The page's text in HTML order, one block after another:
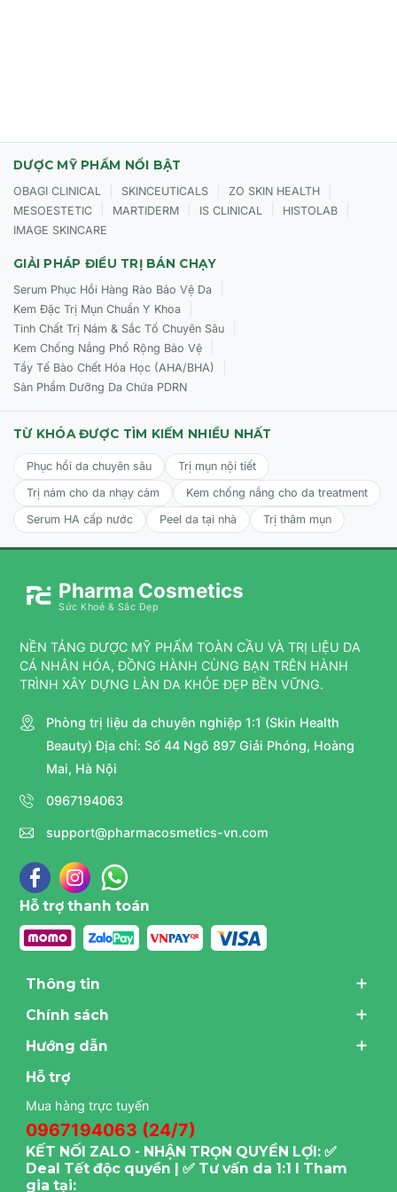
SESLASH Eyelash & Brow Enhancing Serum
Người có lông mi và lông mày yếu, thưa, dễ gãy rụng.
Người muốn mi và mày dài, dày và khỏe hơn.
Người đang sử dụng các liệu pháp y tế có thể gây ảnh
hưởng đến sự phát triển của lông.
Phù hợp cho mọi loại da.
CÁCH SỬ DỤNG CỦA TINH CHẤT SESDERMA SESLASH
Eyelash & Brow Enhancing Serum
tẩy trang. Dùng cọ thoa từ trong ra ngoài. Để serum thẩm
thấu trong 1-3 phút trước khi dùng mascara thông
thường.
Lông mày:Áp dụng serum kích hoạt hai lần một ngày
(sáng và tối) lên lông mày đã được làm sạch và tẩy trang.
Dùng cọ massage nhẹ nhàng cho đến khi serum thẩm
Lưu ý về tần suất: Sử dụng 2 lần/ngày trong tháng đầu
tiên, sau đó duy trì 1 lần/ngày vào buổi tối trong tháng thứ
DƯỢC MỸ PHẨM NỔI BẬT
OBAGI CLINICAL SKINCEUTICALS ZO SKIN HEALTH
MESOESTETIC MARTIDERM IS CLINICAL HISTOLAB
IMAGE SKINCARE
GIẢI PHÁP ĐIỀU TRỊ BÁN CHẠY
Serum Phục Hồi Hàng Rào Bảo Vệ Da
Kem Đặc Trị Mụn Chuẩn Y Khoa
Tinh Chất Trị Nám & Sắc Tố Chuyên Sâu
Kem Chống Nắng Phổ Rộng Bảo Vệ
Tẩy Tế Bào Chết Hóa Học (AHA/BHA)
Sản Phẩm Dưỡng Da Chứa PDRN
TỪ KHÓA ĐƯỢC TÌM KIẾM NHIỀU NHẤT
Phục hồi da chuyên sâu
Trị mụn nội tiết
Trị nám cho da nhạy cảm
Kem chống nắng cho da treatment
Serum HA cấp nước
Peel da tại nhà Trị thâm mụn
Pharma Cosmetics
Sức Khoẻ & Sắc Đẹp
NỀN TẢNG DƯỢC MỸ PHẨM TOÀN CẦU VÀ TRỊ LIỆU DA
CÁ NHÂN HÓA, ĐỒNG HÀNH CÙNG BẠN TRÊN HÀNH
TRÌNH XÂY DỰNG LÀN DA KHỎE ĐẸP BỀN VỮNG.
Phòng trị liệu da chuyên nghiệp 1:1 (Skin Health
Beauty) Địa chỉ: Số 44 Ngõ 897 Giải Phóng, Hoàng
Mai, Hà Nội
0967194063
support@pharmacosmetics-vn.com
Hỗ trợ thanh toán
Thông tin
Chính sách
Hướng dẫn
Hỗ trợ
Mua hàng trực tuyến
0967194063 (24/7)
KẾT NỐI ZALO - NHẬN TRỌN QUYỀN LỢI: ✅
Deal Tết độc quyền | ✅ Tư vấn da 1:1 I Tham
gia tại: